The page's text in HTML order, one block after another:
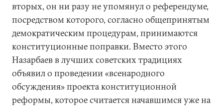
вторых, он ни разу не упомянул о референдуме,
посредством которого, согласно общепринятым
демократическим процедурам, принимаются
конституционные поправки. Вместо этого
Назарбаев в лучших советских традициях
объявил о проведении «всенародного
обсуждения» проекта конституционной
реформы, которое считается начавшимся уже на